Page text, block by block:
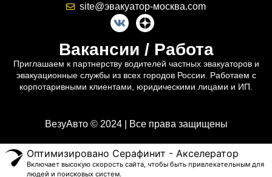
site@эвакуатор-москва.com
Вакансии / Работа
Приглашаем к партнерству водителей частных эвакуаторов и
эвакуационные службы из всех городов России. Работаем с
корпотаривными клиентами, юридическими лицами и ИП.
ВезуАвто © 2024 | Все права защищены
Оптимизировано Серафинит - Акселератор
Включает высокую скорость сайта, чтобы быть привлекательным для
людей и поисковых систем.